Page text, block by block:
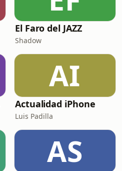
El Faro del JAZZ
Shadow
AI
Actualidad iPhone
Luis Padilla
AS